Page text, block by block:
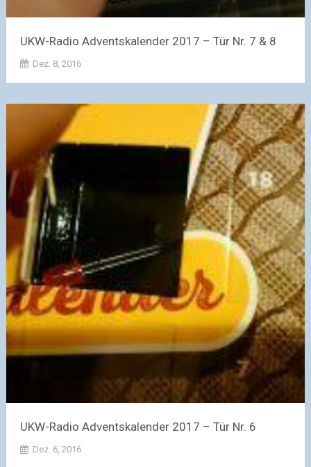
UKW-Radio Adventskalender 2017 – Tür Nr. 7 & 8
Dez. 8, 2016
UKW-Radio Adventskalender 2017 – Tür Nr. 6
Dez. 6, 2016